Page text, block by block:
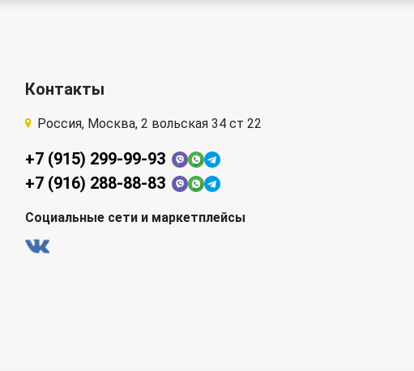
Контакты
Россия, Москва, 2 вольская 34 ст 22
+7 (915) 299-99-93
+7 (916) 288-88-83
Социальные сети и маркетплейсы